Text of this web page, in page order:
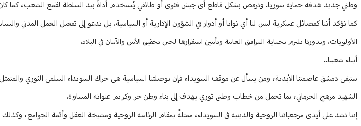
وطني جديد هدفه حماية سوريا. ونرفض بشكل قاطع أي جيش فئوي أو طائفي يُستخدم أداةً بيد السلطة لقمع الشعب، كما
كما نؤكد أننا كفصائل عسكرية ليس لنا أي نوايا أو أدوار في الشؤون الإدارية أو السياسية. بل ندعو إلى تفعيل العمل المدني
الأولويات. وبدورنا نلتزم بحماية المرافق العامة وتأمين استقرارها لحين تحقيق الأمن والآمان في البلاد.
أبناء شعبنا..
ستبقى دمشق عاصمتنا الأبدية، ومن يسأل عن موقف السويداء فإن بوصلتنا السياسية هي حراك السويداء السلمي الثوري
الشهيد مرهج الجرماني، بما تحمل من خطاب وطني ثوري يهدف إلى بناء وطن حر وكريم عنوانه المساواة.
إننا نشد على أيدي مرجعياتنا الروحية والدينية في السويداء، ممثلةً بمقام الرئاسة الروحية ومشيخة العقل وأئمة الجوامع، وكذلك